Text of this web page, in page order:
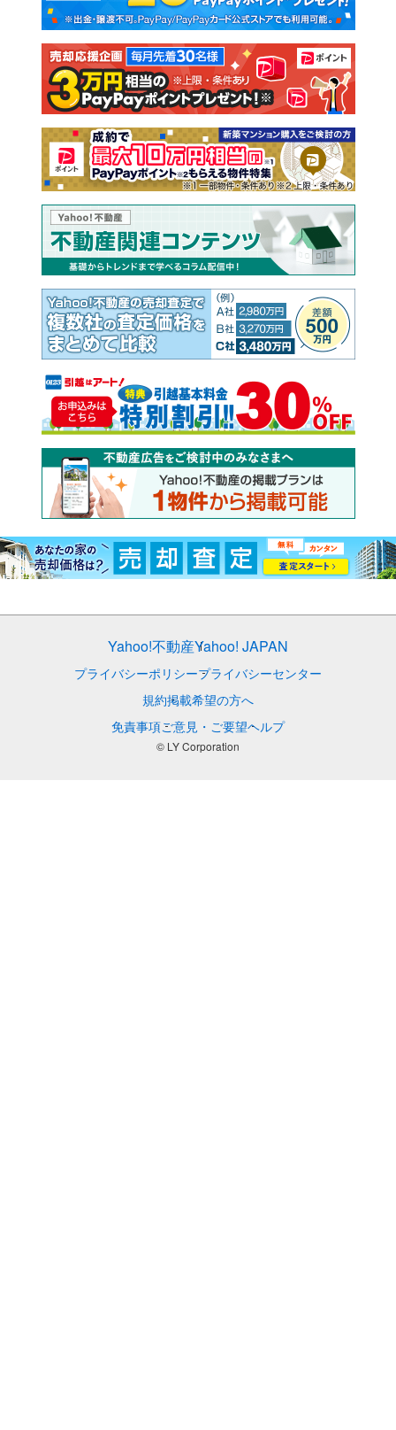
新築一戸建て 中古一戸建て
注文住宅 土地
売却査定
Yahoo!不動産Yahoo! JAPAN
プライバシーポリシープライバシーセンター
規約掲載希望の方へ
免責事項ご意見・ご要望ヘルプ
© LY Corporation